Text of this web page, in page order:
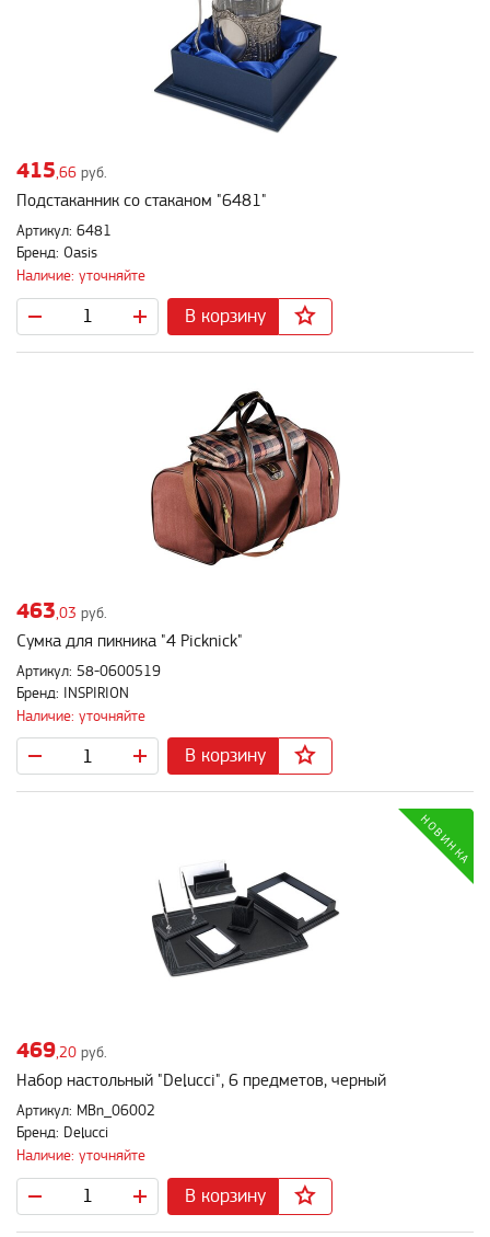
415,66 руб.
Подстаканник со стаканом "6481"
Артикул: 6481
Бренд: Oasis
Наличие: уточняйте
В корзину
463 ,03 руб.
Сумка для пикника "4 Picknick"
Артикул: 58-0600519
Бренд: INSPIRION
Наличие: уточняйте
В корзину
469,20 руб.
Набор настольный "Delucci", 6 предметов, черный
Артикул: MBn_06002
Бренд: Delucci
Наличие: уточняйте
В корзину